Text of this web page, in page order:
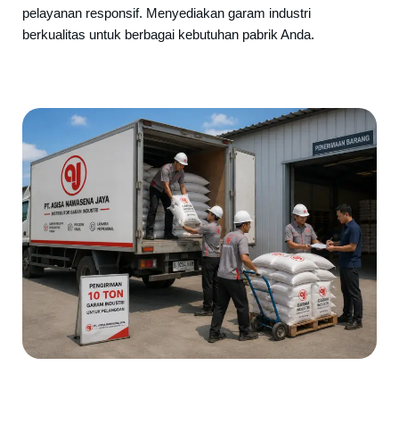
pelayanan responsif. Menyediakan garam industri
berkualitas untuk berbagai kebutuhan pabrik Anda.